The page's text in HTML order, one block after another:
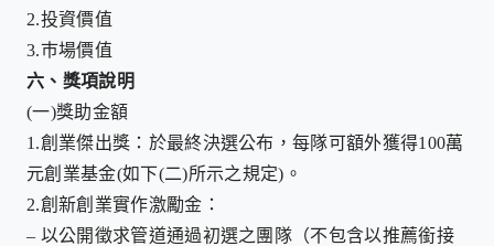
2.投資價值
3.巿場價值
六、 獎項說明
(一)獎助金額
1.創業傑出獎：於最終決選公布，每隊可額外獲得100萬
元創業基金(如下(二)所示之規定) 。
2.創新創業實作激勵金：
– 以公開徵求管道通過初選之團隊（不包含以推薦銜接